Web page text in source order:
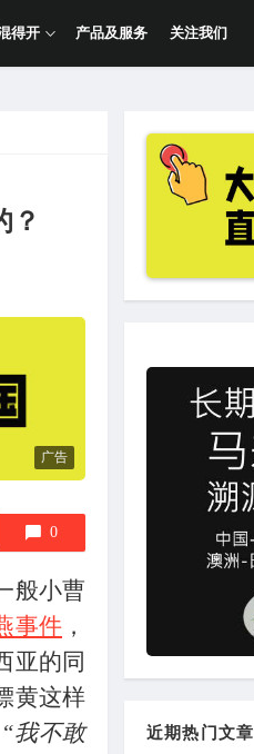
得开 产品及服务 关注我们
？
广告
0
般小曹
事件 ，
亚的同
黄这样
“我不敢
近期热门文章